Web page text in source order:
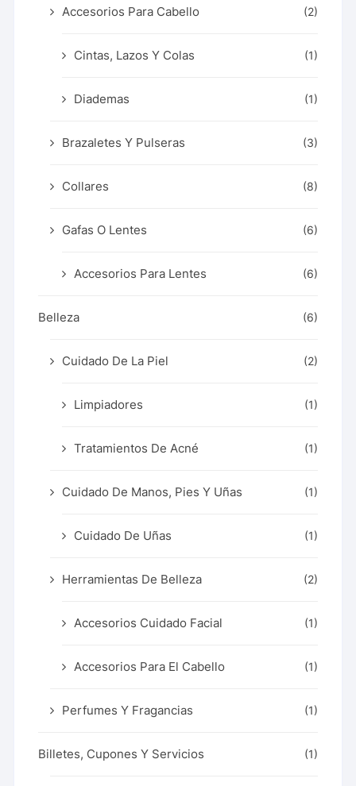
Accesorios Para Cabello (2)
Cintas, Lazos Y Colas (1)
Diademas (1)
Brazaletes Y Pulseras (3)
Collares (8)
Gafas O Lentes (6)
Accesorios Para Lentes (6)
Belleza (6)
Cuidado De La Piel (2)
Limpiadores (1)
Tratamientos De Acné (1)
Cuidado De Manos, Pies Y Uñas (1)
Cuidado De Uñas (1)
Herramientas De Belleza (2)
Accesorios Cuidado Facial (1)
Accesorios Para El Cabello (1)
Perfumes Y Fragancias (1)
Billetes, Cupones Y Servicios (1)